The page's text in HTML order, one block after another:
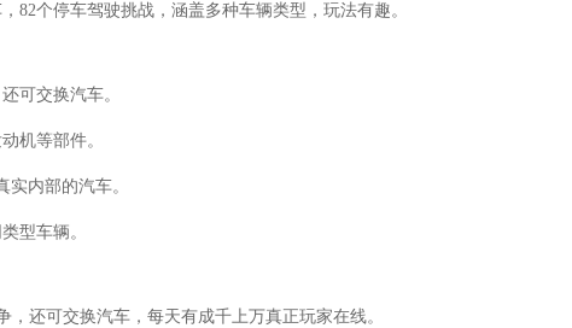
82个停车驾驶挑战，涵盖多种车辆类型，玩法有趣。
可交换汽车。
机等部件。
内部的汽车。
型车辆。
还可交换汽车，每天有成千上万真正玩家在线。